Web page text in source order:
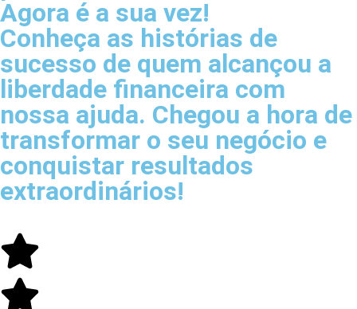
Agora é a sua vez!
Conheça as histórias de
sucesso de quem alcançou a
liberdade financeira com
nossa ajuda. Chegou a hora de
transformar o seu negócio e
conquistar resultados
extraordinários!